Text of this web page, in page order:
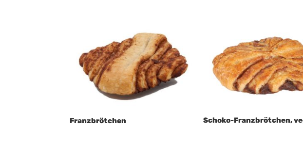
Franzbrötchen Schoko-Franzbrötchen,